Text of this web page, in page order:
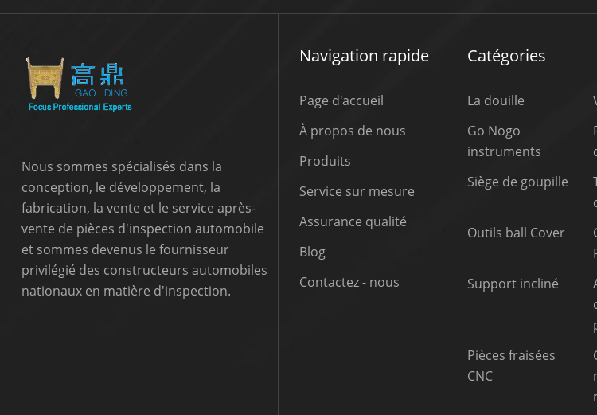
Nous sommes spécialisés dans la
conception, le développement, la
fabrication, la vente et le service après-
vente de pièces d'inspection automobile
et sommes devenus le fournisseur
privilégié des constructeurs automobiles
nationaux en matière d'inspection.
Navigation rapide
Page d'accueil
À propos de nous
Produits
Service sur mesure
Assurance qualité
Blog
Contactez - nous
Catégories
La douille
Go Nogo
instruments
Siège de goupille
Outils ball Cover
Support incliné
Pièces fraisées
CNC